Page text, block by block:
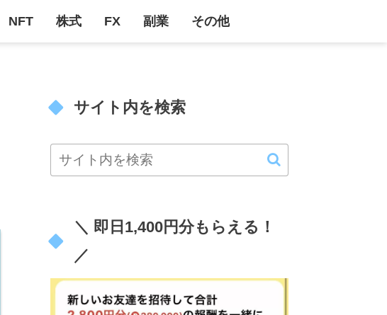
NFT 株式 FX 副業 その他
サイト内を検索
＼ 即日1,400円分もらえる！
／